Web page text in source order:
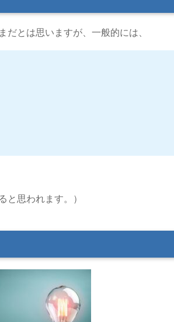
とは思いますが、一般的には、
と思われます。）